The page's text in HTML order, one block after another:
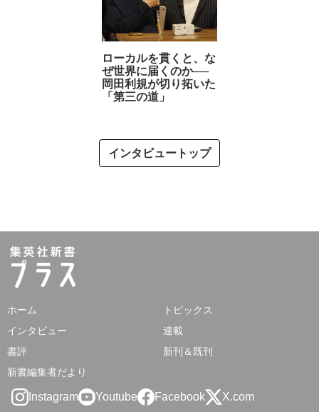
ローカルを貫くと、な
ぜ世界に届くのか──
岡田利規が切り拓いた
「第三の道」
インタビュートップ
ホーム
トピックス
インタビュー
連載
書評
新刊＆既刊
新書編集者だより
Instagram Youtube Facebook X.com